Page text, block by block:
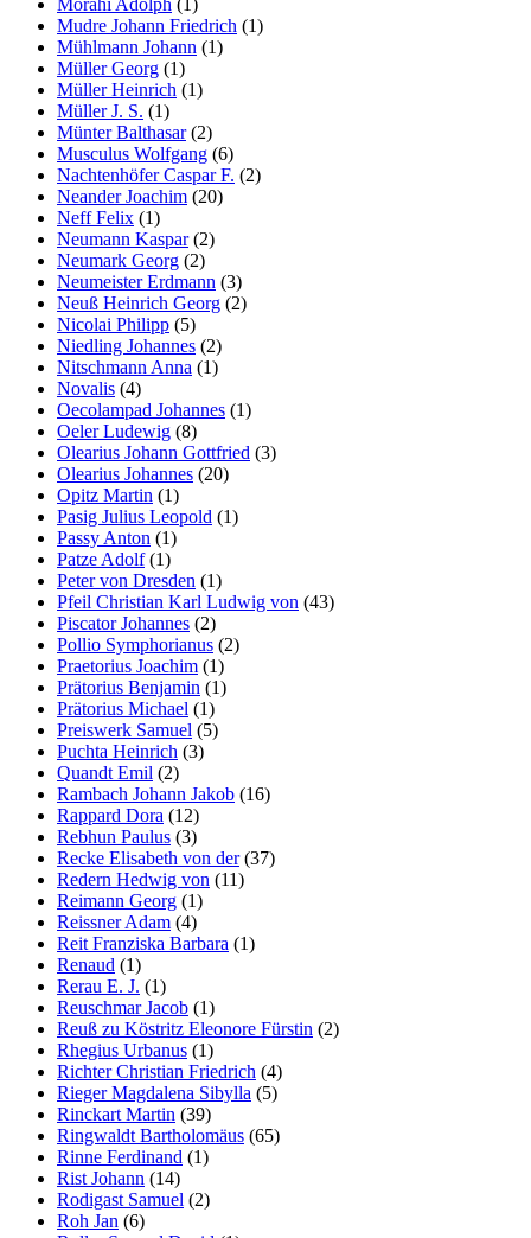
Mudre Johann Friedrich (1)
Mühlmann Johann (1)
Müller Georg (1)
Müller Heinrich (1)
Müller J. S. (1)
Münter Balthasar(2)
Musculus Wolfgang (6)
Nachtenhöfer Caspar F. (2)
Neander Joachim (20)
Neff Felix (1)
Neumann Kaspar(2)
Neumark Georg (2)
Neumeister Erdmann (3)
Neuß Heinrich Georg (2)
Nicolai Philipp (5)
Niedling Johannes (2)
Nitschmann Anna (1)
Novalis (4)
Oecolampad Johannes (1)
Oeler Ludewig (8)
Olearius Johann Gottfried (3)
Olearius Johannes (20)
Opitz Martin (1)
Pasig Julius Leopold (1)
Passy Anton (1)
Patze Adolf(1)
Peter von Dresden (1)
Pfeil Christian Karl Ludwig von (43)
Piscator Johannes (2)
Pollio Symphorianus (2)
Praetorius Joachim (1)
Prätorius Benjamin (1)
Prätorius Michael (1)
Preiswerk Samuel (5)
Puchta Heinrich (3)
Quandt Emil (2)
Rambach Johann Jakob (16)
Rappard Dora (12)
Rebhun Paulus (3)
Recke Elisabeth von der(37)
Redern Hedwig von (11)
Reimann Georg (1)
Reissner Adam (4)
Reit Franziska Barbara (1)
Renaud (1)
Rerau E. J. (1)
Reuschmar Jacob (1)
Reuß zu Köstritz Eleonore Fürstin (2)
Rhegius Urbanus (1)
Richter Christian Friedrich (4)
Rieger Magdalena Sibylla (5)
Rinckart Martin (39)
Ringwaldt Bartholomäus (65)
Rinne Ferdinand (1)
Rist Johann (14)
Rodigast Samuel (2)
Roh Jan (6)